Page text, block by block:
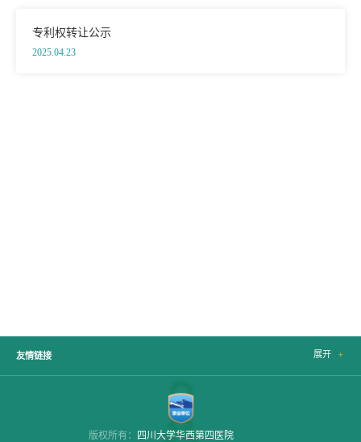
专利权转让公示
2025.04.23
友情链接 展开 
版权所有：
四川大学华西第四医院